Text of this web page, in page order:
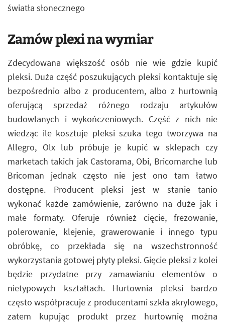
światła słonecznego
Zamów plexi na wymiar
Zdecydowana większość osób nie wie gdzie kupić
pleksi. Duża część poszukujących pleksi kontaktuje się
bezpośrednio albo z producentem, albo z hurtownią
oferującą sprzedaż różnego rodzaju artykułów
budowlanych i wykończeniowych. Część z nich nie
wiedząc ile kosztuje pleksi szuka tego tworzywa na
Allegro, Olx lub próbuje je kupić w sklepach czy
marketach takich jak Castorama, Obi, Bricomarche lub
Bricoman jednak często nie jest ono tam łatwo
dostępne. Producent pleksi jest w stanie tanio
wykonać każde zamówienie, zarówno na duże jak i
małe formaty. Oferuje również cięcie, frezowanie,
polerowanie, klejenie, grawerowanie i innego typu
obróbkę, co przekłada się na wszechstronność
wykorzystania gotowej płyty pleksi. Gięcie pleksi z kolei
będzie przydatne przy zamawianiu elementów o
nietypowych kształtach. Hurtownia pleksi bardzo
często współpracuje z producentami szkła akrylowego,
zatem kupując produkt przez hurtownię można